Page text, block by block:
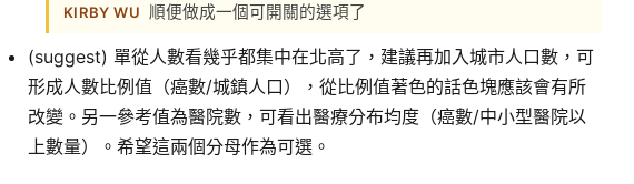
KIRBY WU 順便做成一個可開關的選項了
(suggest) 單從人數看幾乎都集中在北高了，建議再加入城市人口數，可
形成人數比例值（癌數/城鎮人口），從比例值著色的話色塊應該會有所
改變。另一參考值為醫院數，可看出醫療分布均度（癌數/中小型醫院以
上數量）。希望這兩個分母作為可選。